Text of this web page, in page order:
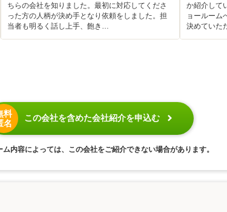
ちらの会社を知りました。最初に対応してくださ
った方の人柄が決め手となり依頼をしました。担
当者も明るく話し上手、飽き…
か紹介して
ョールーム
決めていた
料
名
この会社を含めた会社紹介を申込む
内容によっては、この会社をご紹介できない場合があります。